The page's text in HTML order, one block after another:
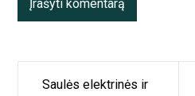
Navigacija
Saulės elektrinės ir